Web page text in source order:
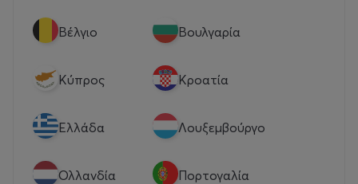
Βέλγιο Βουλγαρία
Κύπρος Κροατία
Eλλάδα Λουξεμβούργο
Ολλανδία Πορτογαλία